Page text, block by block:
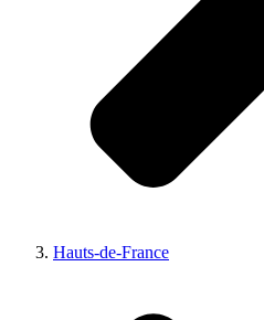
Hauts-de-France